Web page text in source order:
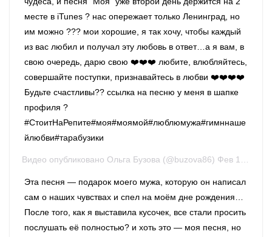
месте в iTunes ? нас опережает только Ленинград, но
им можно ??? мои хорошие, я так хочу, чтобы каждый
из вас любил и получал эту любовь в ответ…а я вам, в
свою очередь, дарю свою ❤️❤️❤️ любите, влюбляйтесь,
совершайте поступки, признавайтесь в любви ❤️❤️❤️❤️
Будьте счастливы?? ссылка на песню у меня в шапке
профиля ?
#СтоитНаРепите#моя#моямой#люблюмужа#гимннаше
йлюбви#тарабузики
Эта песня — подарок моего мужа, которую он написал
сам о наших чувствах и спел на моём дне рождения…
После того, как я выставила кусочек, все стали просить
послушать её полностью? и хоть это — моя песня, но